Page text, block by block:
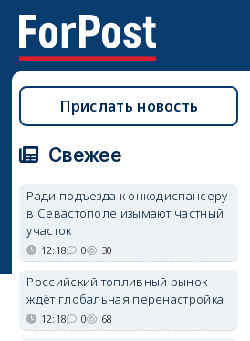
Прислать новость
Свежее
Ради подъезда к онкодиспансеру
в Севастополе изымают частный
участок
12:18 0 30
Российский топливный рынок
ждёт глобальная перенастройка
12:18 0 68